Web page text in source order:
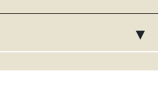
POLSKI
▸